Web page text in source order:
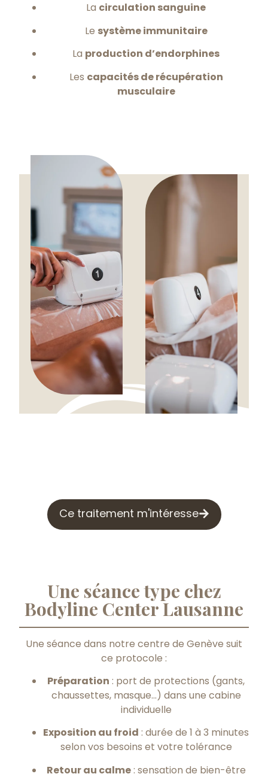
La circulation sanguine
Le système immunitaire
La production d’endorphines
Les capacités de récupération
musculaire
Ce traitement m'intéresse
Une séance type chez
Bodyline Center Lausanne
Une séance dans notre centre de Genève suit
ce protocole :
Préparation : port de protections (gants,
chaussettes, masque…) dans une cabine
individuelle
Exposition au froid : durée de 1 à 3 minutes
selon vos besoins et votre tolérance
Retour au calme: sensation de bien-être